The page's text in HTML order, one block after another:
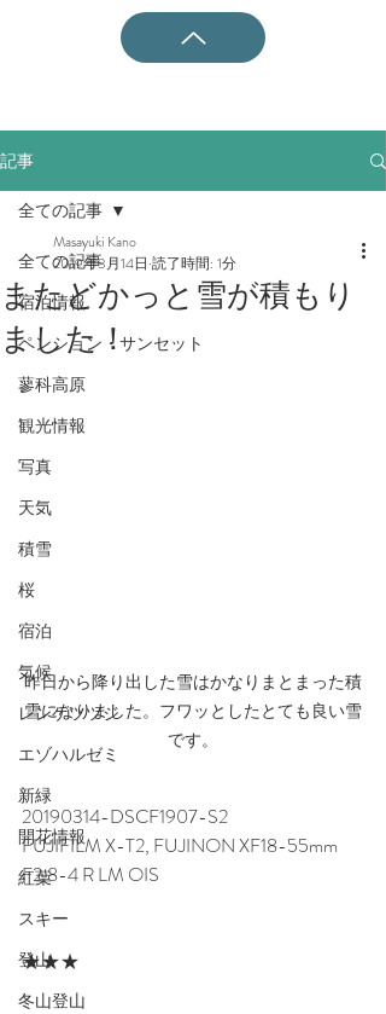
記事
全ての記事
宿泊情報
ペンション・サンセット
蓼科高原
観光情報
写真
天気
積雪
桜
宿泊
気候
レンゲツツジ
エゾハルゼミ
新緑
開花情報
紅葉
スキー
登山
冬山登山
全ての記事
またどかっと雪が積もり
ました！
Masayuki Kano
2019年3月14日 読了時間: 1分
昨日から降り出した雪はかなりまとまった積
雪になりました。フワッとしたとても良い雪
です。
20190314-DSCF1907-S2
FUJIFILM X-T2, FUJINON XF18-55mm
F2.8-4 R LM OIS
★★★